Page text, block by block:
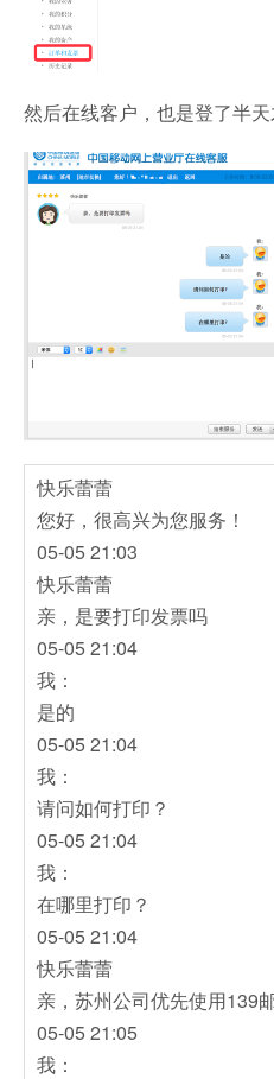
然后在线客户，也是登了半天
快乐蕾蕾
您好，很高兴为您服务！
05-05 21:03
快乐蕾蕾
亲，是要打印发票吗
05-05 21:04
我：
是的
05-05 21:04
我：
请问如何打印？
05-05 21:04
我：
在哪里打印？
05-05 21:04
快乐蕾蕾
亲，苏州公司优先使用139
05-05 21:05
我：